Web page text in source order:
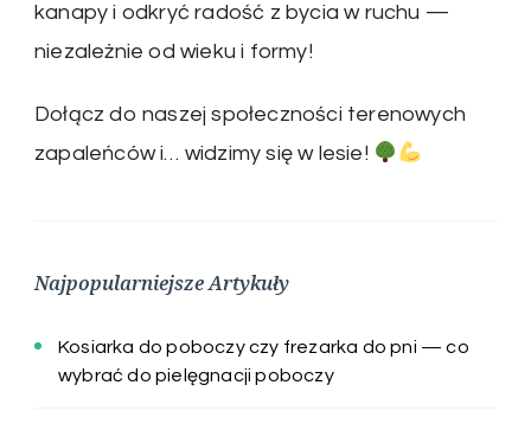
kanapy i odkryć radość z bycia w ruchu —
niezależnie od wieku i formy!
Dołącz do naszej społeczności terenowych
zapaleńców i… widzimy się w lesie!
Najpopularniejsze Artykuły
Kosiarka do poboczy czy frezarka do pni — co
wybrać do pielęgnacji poboczy